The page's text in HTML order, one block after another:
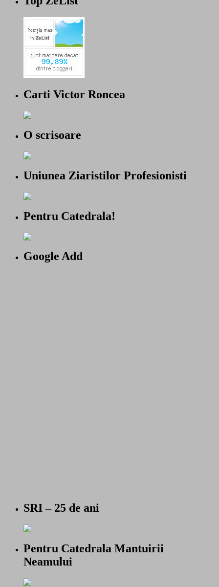
Carti Victor Roncea
O scrisoare
Uniunea Ziaristilor Profesionisti
Pentru Catedrala!
Google Add
SRI – 25 de ani
Pentru Catedrala Mantuirii
Neamului